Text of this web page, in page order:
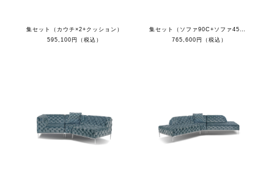
集セット（カウチ×2+クッション）
595,100円（税込）
集セット（ソファ90C+ソファ45C+オットマン+クッション）
765,600円（税込）